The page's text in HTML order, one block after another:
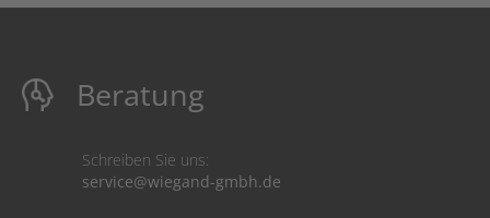
Beratung
Schreiben Sie uns:
service@wiegand-gmbh.de